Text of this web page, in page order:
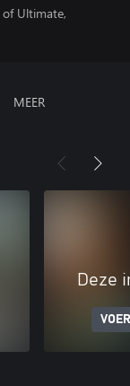
of Ultimate,
MEER
Deze